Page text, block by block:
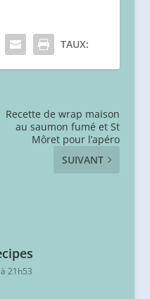
TAUX:
Recette de wrap maison
au saumon fumé et St
Môret pour l’apéro
SUIVANT
21h53